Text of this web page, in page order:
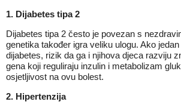
1. Dijabetes tipa 2
Dijabetes tipa 2 često je povezan s
genetika također igra veliku ulogu. Ako
dijabetes, rizik da ga i njihova djeca razviju
gena koji reguliraju inzulin i metabolizam
osjetljivost na ovu bolest.
2. Hipertenzija